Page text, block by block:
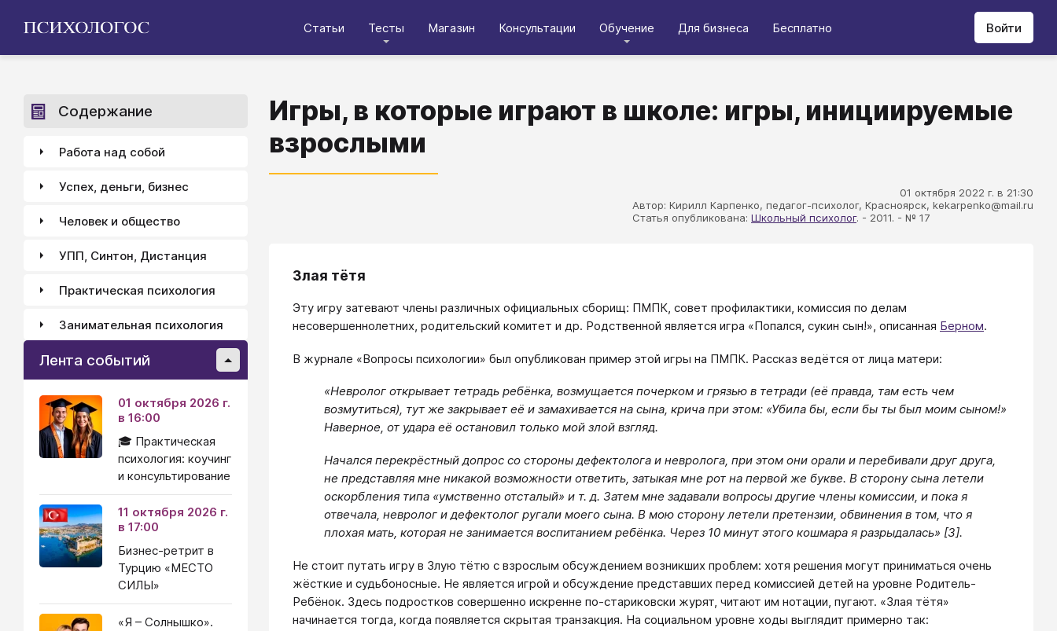
Статьи Тесты Магазин Консультации Обучение Для бизнеса Бесплатно Войти
Игры, в которые играют в школе: игры, инициируемые
взрослыми
01 октября 2022 г. в 21:30
Автор: Кирилл Карпенко, педагог-психолог, Красноярск, kekarpenko@mail.ru
Статья опубликована: Школьный психолог. - 2011. - № 17
Злая тётя
Эту игру затевают члены различных официальных сборищ: ПМПК, совет профилактики, комиссия по делам
несовершеннолетних, родительский комитет и др. Родственной является игра «Попался, сукин сын!», описанная Берном.
В журнале «Вопросы психологии» был опубликован пример этой игры на ПМПК. Рассказ ведётся от лица матери:
«Невролог открывает тетрадь ребёнка, возмущается почерком и грязью в тетради (её правда, там есть чем
возмутиться), тут же закрывает её и замахивается на сына, крича при этом: «Убила бы, если бы ты был моим сыном!»
Наверное, от удара её остановил только мой злой взгляд.
Начался перекрёстный допрос со стороны дефектолога и невролога, при этом они орали и перебивали друг друга,
не представляя мне никакой возможности ответить, затыкая мне рот на первой же букве. В сторону сына летели
оскорбления типа «умственно отсталый» и т. д. Затем мне задавали вопросы другие члены комиссии, и пока я
отвечала, невролог и дефектолог ругали моего сына. В мою сторону летели претензии, обвинения в том, что я
плохая мать, которая не занимается воспитанием ребёнка. Через 10 минут этого кошмара я разрыдалась» [3].
Не стоит путать игру в Злую тётю с взрослым обсуждением возникших проблем: хотя решения могут приниматься очень
жёсткие и судьбоносные. Не является игрой и обсуждение представших перед комиссией детей на уровне Родитель-
Ребёнок. Здесь подростков совершенно искренне по-стариковски журят, читают им нотации, пугают. «Злая тётя»
начинается тогда, когда появляется скрытая транзакция. На социальном уровне ходы выглядит примерно так:
Содержание
Работа над собой
Успех, деньги, бизнес
Человек и общество
УПП, Синтон, Дистанция
Практическая психология
Занимательная психология
Лента событий
01 октября 2026 г.
в 16:00
🎓 Практическая
психология: коучинг
и консультирование
11 октября 2026 г.
в 17:00
Бизнес-ретрит в
Турцию «МЕСТО
СИЛЫ»
«Я – Солнышко».